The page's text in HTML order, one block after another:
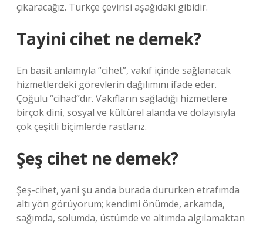
çıkaracağız. Türkçe çevirisi aşağıdaki gibidir.
Tayini cihet ne demek?
En basit anlamıyla “cihet”, vakıf içinde sağlanacak
hizmetlerdeki görevlerin dağılımını ifade eder.
Çoğulu “cihad”dır. Vakıfların sağladığı hizmetlere
birçok dini, sosyal ve kültürel alanda ve dolayısıyla
çok çeşitli biçimlerde rastlarız.
Şeş cihet ne demek?
Şeş-cihet, yani şu anda burada dururken etrafımda
altı yön görüyorum; kendimi önümde, arkamda,
sağımda, solumda, üstümde ve altımda algılamaktan